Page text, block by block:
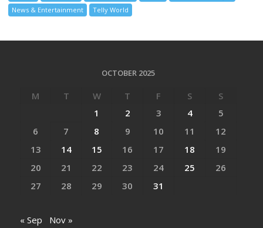
News & Entertainment
Telly World
OCTOBER 2025
M T W T F S
S
1
2 3 4
5
6
7 8 9 10 11
12
13
14 15 16 17 18
19
20
21 22 23 24 25
26
27
28 29 30 31
« Sep Nov »